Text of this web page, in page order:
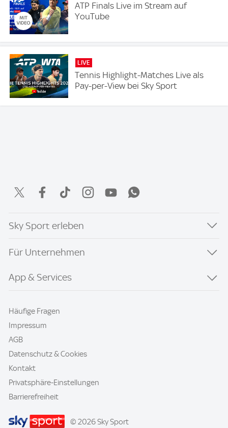
ATP Finals Live im Stream auf
YouTube
LIVE
Tennis Highlight-Matches Live als
Pay-per-View bei Sky Sport
Sky Sport erleben
Für Unternehmen
App & Services
Häufige Fragen
Impressum
AGB
Datenschutz & Cookies
Kontakt
Privatsphäre-Einstellungen
Barrierefreiheit
© 2026 Sky Sport